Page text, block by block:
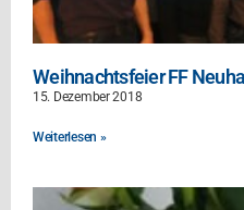
Weihnachtsfeier FF
15. Dezember 2018
Weiterlesen »